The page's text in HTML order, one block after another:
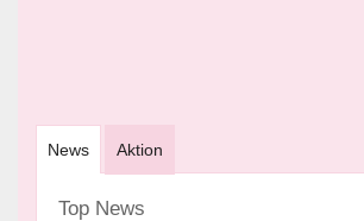
News Aktion
Top News